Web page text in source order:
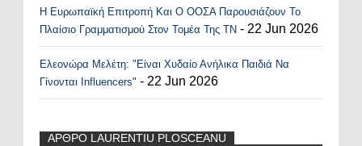
Η Ευρωπαϊκή Επιτροπή Και Ο ΟΟΣΑ Παρουσιάζουν Το
Πλαίσιο Γραμματισμού Στον Τομέα Της ΤΝ - 22 Jun 2026
Ελεονώρα Μελέτη: "Είναι Χυδαίο Ανήλικα Παιδιά Να
Γίνονται Influencers" - 22 Jun 2026
ΑΡΘΡΟ LAURENTIU PLOSCEANU